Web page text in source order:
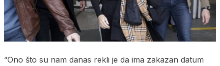
“Ono što su nam danas rekli je da ima zakazan datum